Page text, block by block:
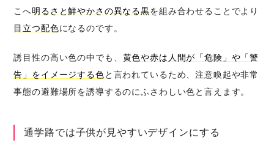
こへ明るさと鮮やかさの異なる黒を組み合わせることでより
目立つ配色になるのです。
誘目性の高い色の中でも、 黄色や赤は人間が「危険」や「警
告」をイメージする色と言われているため、注意喚起や非常
事態の避難場所を誘導するのにふさわしい色と言えます。
通学路では子供が見やすいデザインにする